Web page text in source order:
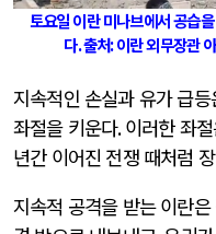
토요일 이란 미나브에서 공습
다.출처:이란 외무장관
지속적인 손실과 유가 급
좌절을 키운다.이러한 좌
년간 이어진 전쟁 때처럼
지속적 공격을 받는 이란